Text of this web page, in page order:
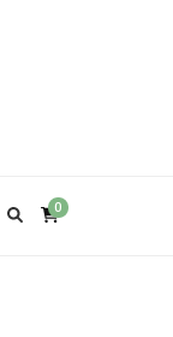
0